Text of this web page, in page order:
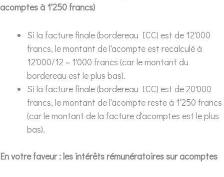
acomptes à 1'250 francs)
Si la facture finale (bordereau ICC) est de 12'000
francs, le montant de l'acompte est recalculé à
12'000/12 = 1'000 francs (car le montant du
bordereau est le plus bas).
Si la facture finale (bordereau ICC) est de 20'000
francs, le montant de l'acompte reste à 1'250 francs
(car le montant de la facture d'acomptes est le plus
bas).
En votre faveur : les intérêts rémunératoires sur acomptes